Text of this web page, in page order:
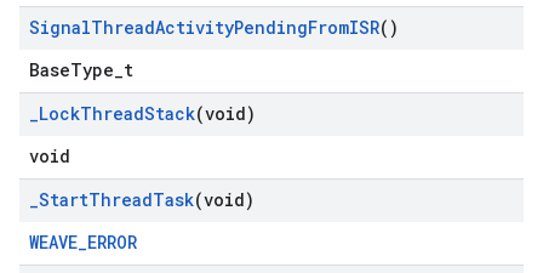
SignalThreadActivityPendingFromISR()
BaseType_t
_LockThreadStack(void)
void
_StartThreadTask(void)
WEAVE_ERROR